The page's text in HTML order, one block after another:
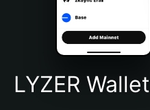
Português (Brasil)
Español (Argentina)
LYZER Wallet